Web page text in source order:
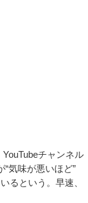
チャンネル
“気味が悪いほど”
るという。早速、